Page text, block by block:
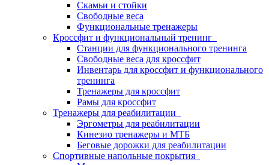
Скамьи и стойки
Свободные веса
Функциональные тренажеры
Кроссфит и функциональный тренинг
Станции для функционального тренинга
Свободные веса для кроссфит
Инвентарь для кроссфит и функционального
тренинга
Тренажеры для кроссфит
Рамы для кроссфит
Тренажеры для реабилитации
Эргометры для реабилитации
Кинезио тренажеры и МТБ
Беговые дорожки для реабилитации
Спортивные напольные покрытия